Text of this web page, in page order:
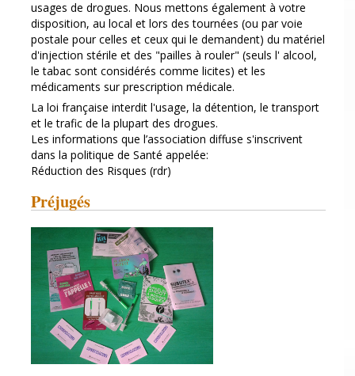
usages de drogues. Nous mettons également à votre
disposition, au local et lors des tournées (ou par voie
postale pour celles et ceux qui le demandent) du matériel
d'injection stérile et des "pailles à rouler" (seuls l' alcool,
le tabac sont considérés comme licites) et les
médicaments sur prescription médicale.
La loi française interdit l'usage, la détention, le transport
et le trafic de la plupart des drogues.
Les informations que l’association diffuse s'inscrivent
dans la politique de Santé appelée:
Réduction des Risques (rdr)
Préjugés